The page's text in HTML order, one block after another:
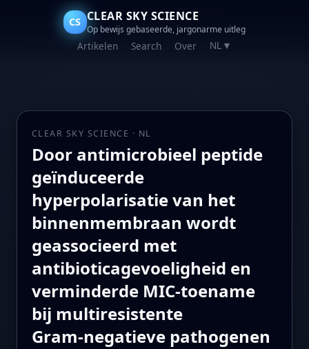
CS CLEAR SKY SCIENCE
Op bewijs gebaseerde, jargonarme uitleg
Artikelen Search Over NL ▼
CLEAR SKY SCIENCE · NL
Door antimicrobieel peptide
geïnduceerde
hyperpolarisatie van het
binnenmembraan wordt
geassocieerd met
antibioticagevoeligheid en
verminderde MIC‑toename
bij multiresistente
Gram‑negatieve pathogenen